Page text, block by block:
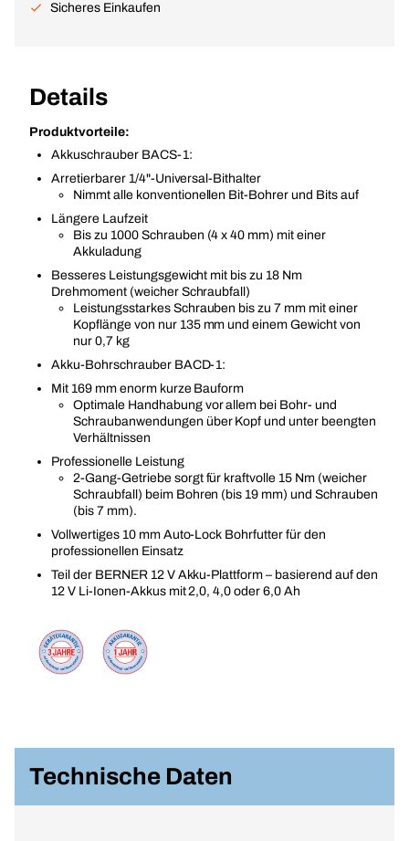
Sicheres Einkaufen
Details
Produktvorteile:
Akkuschrauber BACS-1:
Arretierbarer 1/4"-Universal-Bithalter
Nimmt alle konventionellen Bit-Bohrer und Bits auf
Längere Laufzeit
Bis zu 1000 Schrauben (4 x 40 mm) mit einer
Akkuladung
Besseres Leistungsgewicht mit bis zu 18 Nm
Drehmoment (weicher Schraubfall)
Leistungsstarkes Schrauben bis zu 7 mm mit einer
Kopflänge von nur 135 mm und einem Gewicht von
nur 0,7 kg
Akku-Bohrschrauber BACD-1:
Mit 169 mm enorm kurze Bauform
Optimale Handhabung vor allem bei Bohr- und
Schraubanwendungen über Kopf und unter beengten
Verhältnissen
Professionelle Leistung
2-Gang-Getriebe sorgt für kraftvolle 15 Nm (weicher
Schraubfall) beim Bohren (bis 19 mm) und Schrauben
(bis 7 mm).
Vollwertiges 10 mm Auto-Lock Bohrfutter für den
professionellen Einsatz
Teil der BERNER 12 V Akku-Plattform – basierend auf den
12 V Li-Ionen-Akkus mit 2,0, 4,0 oder 6,0 Ah
Technische Daten